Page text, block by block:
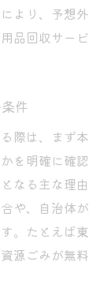
より、予想外
品回収サービ
件
際は、まず本
を明確に確認
なる主な理由
や、自治体が
。たとえば東
源ごみが無料